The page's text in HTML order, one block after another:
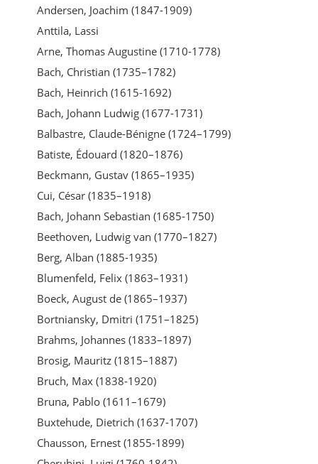
Andersen, Joachim (1847-1909)
Anttila, Lassi
Arne, Thomas Augustine (1710-1778)
Bach, Christian (1735–1782)
Bach, Heinrich (1615-1692)
Bach, Johann Ludwig (1677-1731)
Balbastre, Claude-Bénigne (1724–1799)
Batiste, Édouard (1820–1876)
Beckmann, Gustav (1865–1935)
Cui, César (1835–1918)
Bach, Johann Sebastian (1685-1750)
Beethoven, Ludwig van (1770–1827)
Berg, Alban (1885-1935)
Blumenfeld, Felix (1863–1931)
Boeck, August de (1865–1937)
Bortniansky, Dmitri (1751–1825)
Brahms, Johannes (1833–1897)
Brosig, Mauritz (1815–1887)
Bruch, Max (1838-1920)
Bruna, Pablo (1611–1679)
Buxtehude, Dietrich (1637-1707)
Chausson, Ernest (1855-1899)